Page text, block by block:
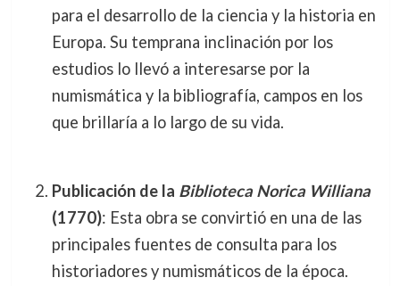
para el desarrollo de la ciencia y la historia en
Europa. Su temprana inclinación por los
estudios lo llevó a interesarse por la
numismática y la bibliografía, campos en los
que brillaría a lo largo de su vida.
Publicación de la Biblioteca Norica Williana
(1770): Esta obra se convirtió en una de las
principales fuentes de consulta para los
historiadores y numismáticos de la época.